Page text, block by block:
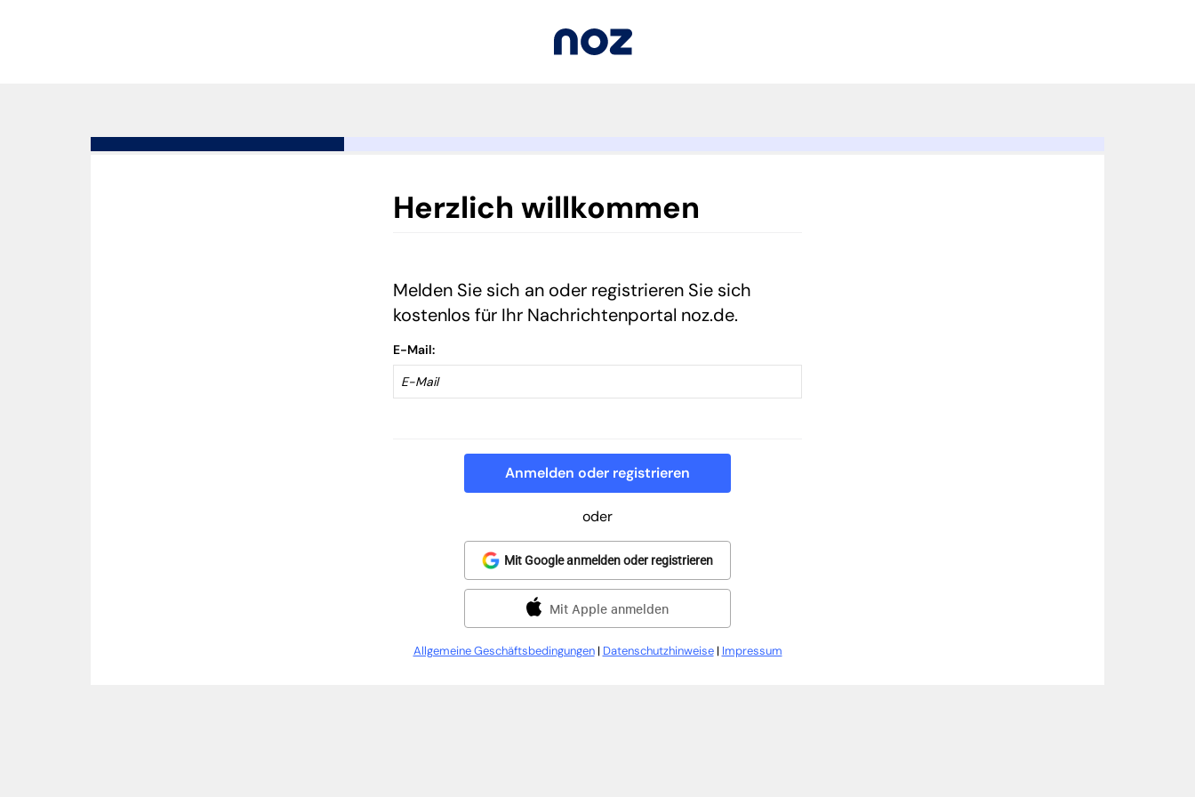
Herzlich willkommen
Melden Sie sich an oder registrieren Sie sich
kostenlos für Ihr Nachrichtenportal noz.de.
E-Mail
Anmelden oder registrieren
oder
Mit Google anmelden oder registrieren
Mit Apple anmelden
Allgemeine Geschäftsbedingungen| Datenschutzhinweise| Impressum